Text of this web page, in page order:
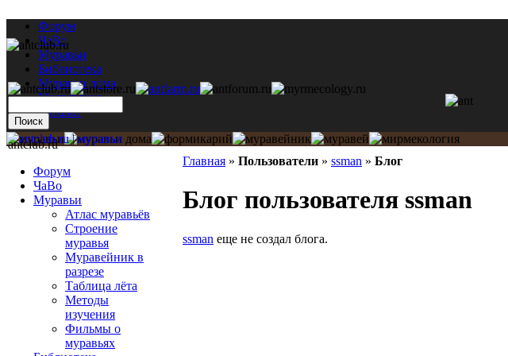
Форум
ЧаВо
Муравьи
Библиотека
Муравьи дома
Мастерская
Каталог
Главная » Пользователи » ssman » Блог
Блог пользователя ssman
ssman еще не создал блога.
antclub.ru
Форум
ЧаВо
Муравьи
Атлас муравьёв
Строение
муравья
Муравейник в
разрезе
Таблица лёта
Методы
изучения
Фильмы о
муравьях